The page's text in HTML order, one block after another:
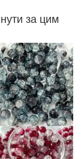
за цим